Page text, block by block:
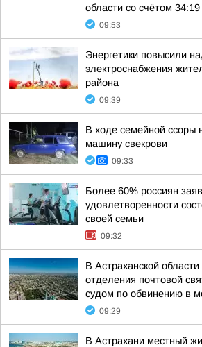
области со счётом 34:19
09:53
Энергетики повысили
электроснабжения
района
09:39
В ходе семейной ссоры
машину свекрови
09:33
Более 60% россиян
удовлетворенности
своей семьи
09:32
В Астраханской
отделения почтовой
судом по обвинению в
09:29
В Астрахани местный